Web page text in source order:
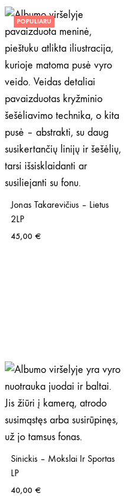
POPULIARU
Jonas Takarevičius – Lietus
2LP
45,00 €
Sinickis – Mokslai Ir Sportas
LP
40,00 €